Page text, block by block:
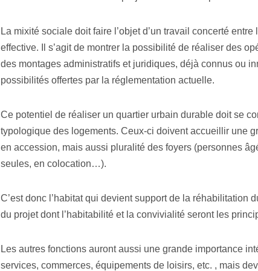
La mixité sociale doit faire l’objet d’un travail concerté
effective. Il s’agit de montrer la possibilité de réaliser des
des montages administratifs et juridiques, déjà connus ou
possibilités offertes par la réglementation actuelle.
Ce potentiel de réaliser un quartier urbain durable doit se
typologique des logements. Ceux-ci doivent accueillir une
en accession, mais aussi pluralité des foyers (personnes
seules, en colocation…).
C’est donc l’habitat qui devient support de la réhabilitation
du projet dont l’habitabilité et la convivialité seront les
Les autres fonctions auront aussi une grande importance
services, commerces, équipements de loisirs, etc. , mais